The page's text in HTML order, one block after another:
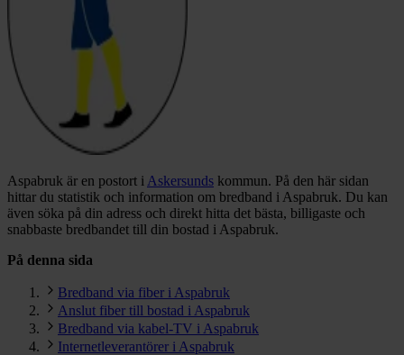
Aspabruk är en postort i Askersunds kommun. På den här sidan
hittar du statistik och information om bredband i Aspabruk. Du kan
även söka på din adress och direkt hitta det bästa, billigaste och
snabbaste bredbandet till din bostad i Aspabruk.
På denna sida
Bredband via fiber i Aspabruk
Anslut fiber till bostad i Aspabruk
Bredband via kabel-TV i Aspabruk
Internetleverantörer i Aspabruk